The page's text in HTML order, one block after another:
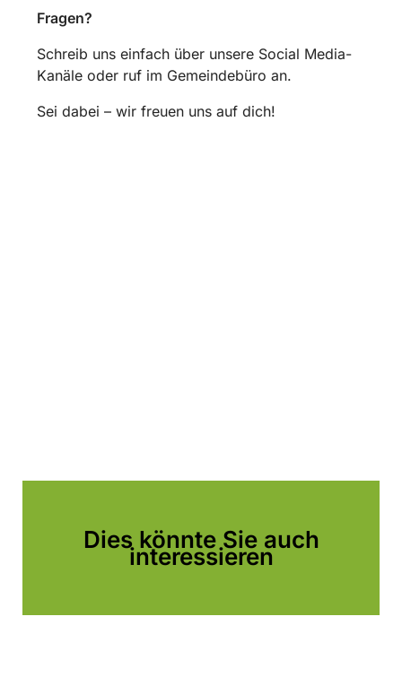
Fragen?
Schreib uns einfach über unsere Social Media-
Kanäle oder ruf im Gemeindebüro an.
Sei dabei – wir freuen uns auf dich!
Dies könnte Sie auch
interessieren